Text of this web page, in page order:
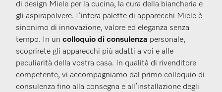
di design Miele per la cucina, la cura della biancheria e
gli aspirapolvere. L’intera palette di apparecchi Miele è
sinonimo di innovazione, valore ed eleganza senza
tempo. In un colloquio di consulenza personale,
scoprirete gli apparecchi più adatti a voi e alle
peculiarità della vostra casa. In qualità di rivenditore
competente, vi accompagniamo dal primo colloquio di
consulenza fino alla consegna e all’installazione degli